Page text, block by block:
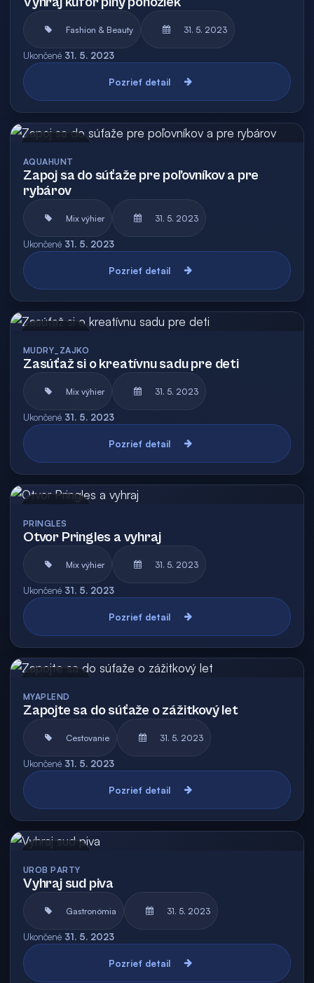
Fashion & Beauty 31. 5. 2023
Ukončené 31. 5. 2023
Pozrieť detail
AQUAHUNT
Zapoj sa do súťaže pre poľovníkov a pre
rybárov
Mix výhier 31. 5. 2023
Ukončené 31. 5. 2023
Pozrieť detail
MUDRY_ZAJKO
Zasúťaž si o kreatívnu sadu pre deti
Mix výhier 31. 5. 2023
Ukončené 31. 5. 2023
Pozrieť detail
PRINGLES
Otvor Pringles a vyhraj
Mix výhier 31. 5. 2023
Ukončené 31. 5. 2023
Pozrieť detail
MYAPLEND
Zapojte sa do súťaže o zážitkový let
Cestovanie 31. 5. 2023
Ukončené 31. 5. 2023
Pozrieť detail
UROB PARTY
Vyhraj sud piva
Gastronómia 31. 5. 2023
Ukončené 31. 5. 2023
Pozrieť detail